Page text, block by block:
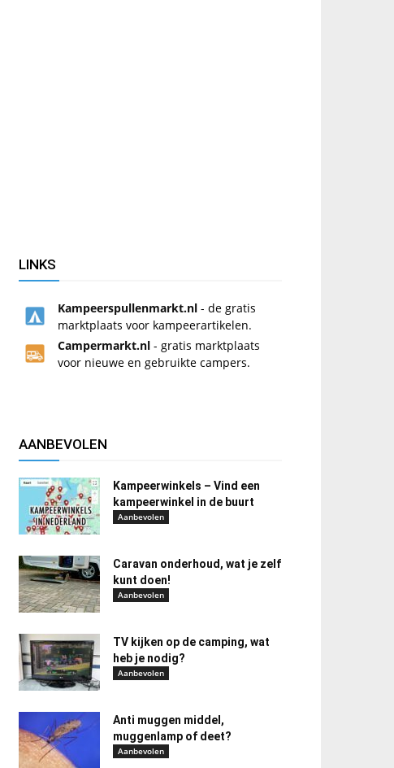
LINKS
Kampeerspullenmarkt.nl - de gratis
marktplaats voor kampeerartikelen.
Campermarkt.nl - gratis marktplaats
voor nieuwe en gebruikte campers.
AANBEVOLEN
Kampeerwinkels – Vind een
kampeerwinkel in de buurt
Aanbevolen
Caravan onderhoud, wat je zelf
kunt doen!
Aanbevolen
TV kijken op de camping, wat
heb je nodig?
Aanbevolen
Anti muggen middel,
muggenlamp of deet?
Aanbevolen